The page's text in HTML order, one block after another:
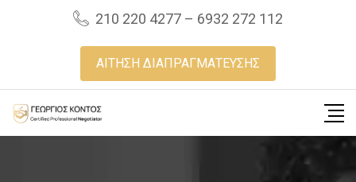
210 220 4277 – 6932 272 112
ΑΙΤΗΣΗ ΔΙΑΠΡΑΓΜΑΤΕΥΣΗΣ